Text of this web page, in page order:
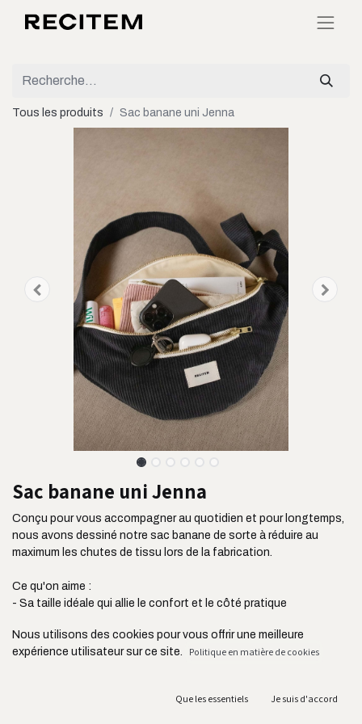
Tous les produits Sac banane uni Jenna
Sac banane uni Jenna
Conçu pour vous accompagner au quotidien et pour longtemps,
nous avons dessiné notre sac banane de sorte à réduire au
maximum les chutes de tissu lors de la fabrication.
Ce qu'on aime :
- Sa taille idéale qui allie le confort et le côté pratique
- Sa poche plaquée située à l'avant pour ranger vos clés, votre
carte de transport ou vos écouteurs
- Sa fabrication au Portugal et en circuit court acheminé en
Nous utilisons des cookies pour vous offrir une meilleure
expérience utilisateur sur ce site.
Politique en matière de cookies
Que les essentiels Je suis d'accord